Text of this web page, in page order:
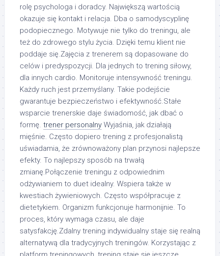
rolę psychologa i doradcy. Największą wartością
okazuje się kontakt i relacja. Dba o samodyscyplinę
podopiecznego. Motywuje nie tylko do treningu, ale
też do zdrowego stylu życia. Dzięki temu klient nie
poddaje się.Zajęcia z trenerem są dopasowane do
celów i predyspozycji. Dla jednych to trening siłowy,
dla innych cardio. Monitoruje intensywność treningu.
Każdy ruch jest przemyślany. Takie podejście
gwarantuje bezpieczeństwo i efektywność.Stałe
wsparcie trenerskie daje świadomość, jak dbać o
formę. trener personalny Wyjaśnia, jak działają
mięśnie. Często dopiero trening z profesjonalistą
uświadamia, że zrównoważony plan przynosi najlepsze
efekty. To najlepszy sposób na trwałą
zmianę.Połączenie treningu z odpowiednim
odżywianiem to duet idealny. Wspiera także w
kwestiach żywieniowych. Często współpracuje z
dietetykiem. Organizm funkcjonuje harmonijnie. To
proces, który wymaga czasu, ale daje
satysfakcję.Zdalny trening indywidualny staje się realną
alternatywą dla tradycyjnych treningów. Korzystając z